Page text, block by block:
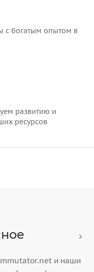
с богатым опытом в
развитию и
ресурсов
и наши